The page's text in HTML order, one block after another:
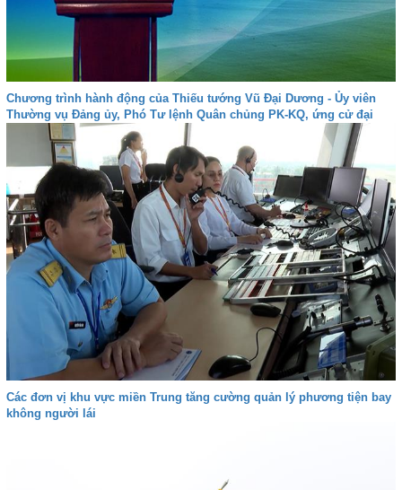
Chương trình hành động của Thiếu tướng Vũ Đại Dương - Ủy viên
Thường vụ Đảng ủy, Phó Tư lệnh Quân chủng PK-KQ, ứng cử đại
biểu Quốc hội khóa XVI tại Khánh Hòa - Đơn vị bầu cử số 4
Các đơn vị khu vực miền Trung tăng cường quản lý phương tiện bay
không người lái